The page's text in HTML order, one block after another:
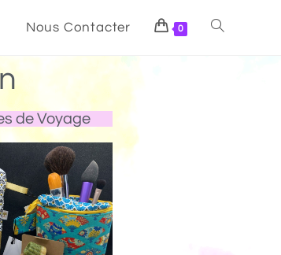
Nous Contacter 0
de Voyage